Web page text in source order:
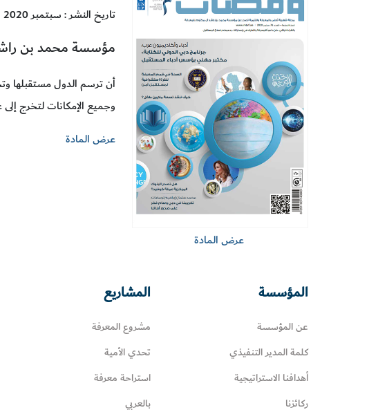
عرض المادة
تاريخ النشر : سبتمبر 2020
مؤسسة محمد بن
أن ترسم الدول مستقبلها
وجميع الإمكانات لتخرج إلى
عرض المادة
المؤسسة
عن المؤسسة
كلمة المدير التنفيذي
أهدافنا الاستراتيجية
ركائزنا
المشاريع
مشروع المعرفة
تحدي الأمية
استراحة معرفة
بالعربي